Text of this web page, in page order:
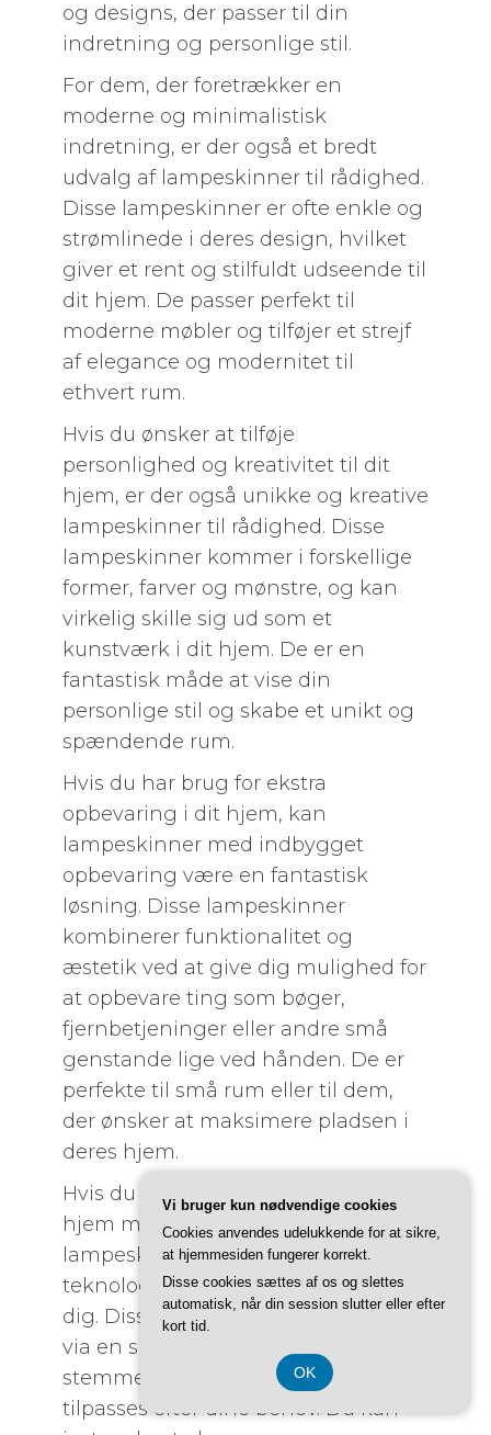
og designs, der passer til din
indretning og personlige stil.
For dem, der foretrækker en
moderne og minimalistisk
indretning, er der også et bredt
udvalg af lampeskinner til rådighed.
Disse lampeskinner er ofte enkle og
strømlinede i deres design, hvilket
giver et rent og stilfuldt udseende til
dit hjem. De passer perfekt til
moderne møbler og tilføjer et strejf
af elegance og modernitet til
ethvert rum.
Hvis du ønsker at tilføje
personlighed og kreativitet til dit
hjem, er der også unikke og kreative
lampeskinner til rådighed. Disse
lampeskinner kommer i forskellige
former, farver og mønstre, og kan
virkelig skille sig ud som et
kunstværk i dit hjem. De er en
fantastisk måde at vise din
personlige stil og skabe et unikt og
spændende rum.
Hvis du har brug for ekstra
opbevaring i dit hjem, kan
lampeskinner med indbygget
opbevaring være en fantastisk
løsning. Disse lampeskinner
kombinerer funktionalitet og
æstetik ved at give dig mulighed for
at opbevare ting som bøger,
fjernbetjeninger eller andre små
genstande lige ved hånden. De er
perfekte til små rum eller til dem,
der ønsker at maksimere pladsen i
deres hjem.
Hvis du er interesseret i at gøre dit
hjem mere intelligent, kan
lampeskinner med indbygget
teknologi være det rigtige valg for
dig. Disse lampeskinner kan styres
via en smartphone eller
stemmekommando og kan
tilpasses efter dine behov. Du kan
Vi bruger kun nødvendige cookies
Cookies anvendes udelukkende for at sikre,
at hjemmesiden fungerer korrekt.
Disse cookies sættes af os og slettes
automatisk, når din session slutter eller efter
kort tid.
OK